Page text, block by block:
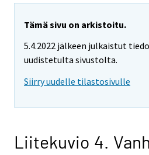
Tämä sivu on arkistoitu.
5.4.2022 jälkeen julkaistut
uudistetulta sivustolta.
Siirry uudelle tilastosivulle
Liitekuvio 4.